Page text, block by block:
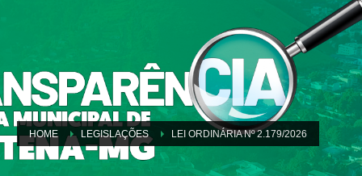
HOME LEGISLAÇÕES LEI ORDINÁRIA Nº 2.179/2026